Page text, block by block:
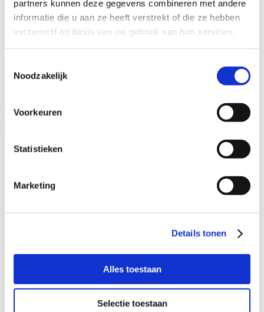
partners kunnen deze gegevens combineren met andere
informatie die u aan ze heeft verstrekt of die ze hebben
verzameld op basis van uw gebruik van hun services.
Noodzakelijk
Voorkeuren
Statistieken
Marketing
Details tonen
Alles toestaan
Selectie toestaan
Specialisaties
Advocaat alimentatie
Alimentatie incasseren
Echtscheiding
Partneralimentatie
Ervaringsjaren
Specialisatieverenigingen
ADR.MED®
Filters:
Wij helpen u graag!
Stap 1: Bel of mail onze juristen van de intakebalie